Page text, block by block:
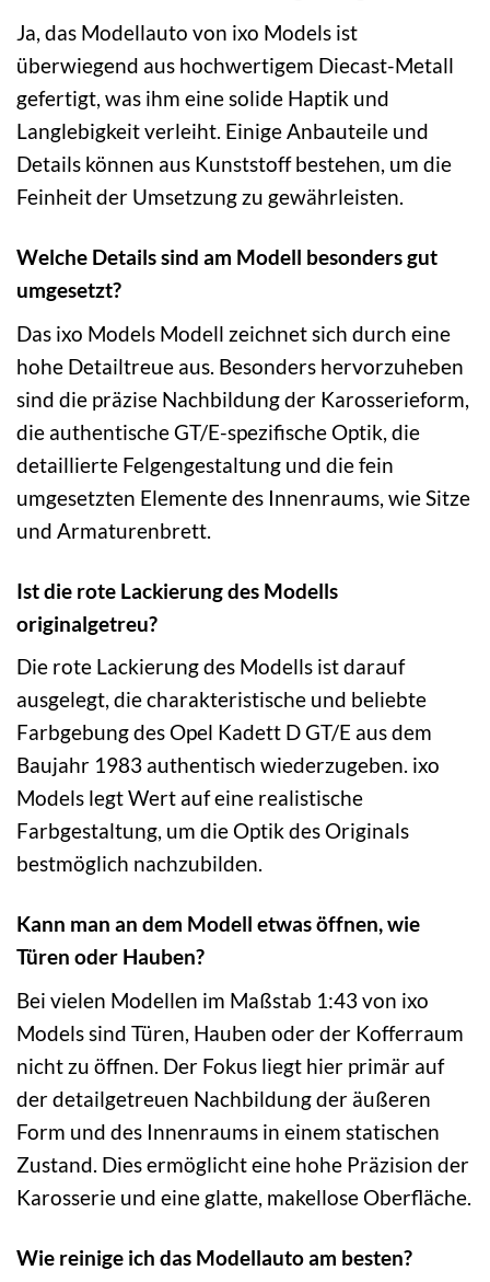
Ja, das Modellauto von ixo Models ist
überwiegend aus hochwertigem Diecast-Metall
gefertigt, was ihm eine solide Haptik und
Langlebigkeit verleiht. Einige Anbauteile und
Details können aus Kunststoff bestehen, um die
Feinheit der Umsetzung zu gewährleisten.
Welche Details sind am Modell besonders gut
umgesetzt?
Das ixo Models Modell zeichnet sich durch eine
hohe Detailtreue aus. Besonders hervorzuheben
sind die präzise Nachbildung der Karosserieform,
die authentische GT/E-spezifische Optik, die
detaillierte Felgengestaltung und die fein
umgesetzten Elemente des Innenraums, wie Sitze
und Armaturenbrett.
Ist die rote Lackierung des Modells
originalgetreu?
Die rote Lackierung des Modells ist darauf
ausgelegt, die charakteristische und beliebte
Farbgebung des Opel Kadett D GT/E aus dem
Baujahr 1983 authentisch wiederzugeben. ixo
Models legt Wert auf eine realistische
Farbgestaltung, um die Optik des Originals
bestmöglich nachzubilden.
Kann man an dem Modell etwas öffnen, wie
Türen oder Hauben?
Bei vielen Modellen im Maßstab 1:43 von ixo
Models sind Türen, Hauben oder der Kofferraum
nicht zu öffnen. Der Fokus liegt hier primär auf
der detailgetreuen Nachbildung der äußeren
Form und des Innenraums in einem statischen
Zustand. Dies ermöglicht eine hohe Präzision der
Karosserie und eine glatte, makellose Oberfläche.
Wie reinige ich das Modellauto am besten?